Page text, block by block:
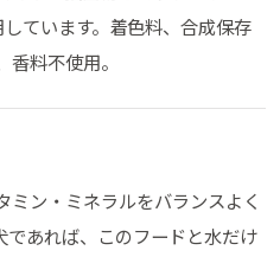
ています。着色料、合成保存
料不使用。
ン・ミネラルをバランスよく
あれば、このフードと水だけ